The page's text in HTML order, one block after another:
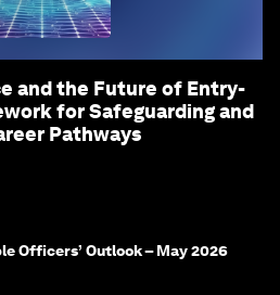
and the Future of Entry-
for Safeguarding and
Pathways
Officers’ Outlook – May 2026